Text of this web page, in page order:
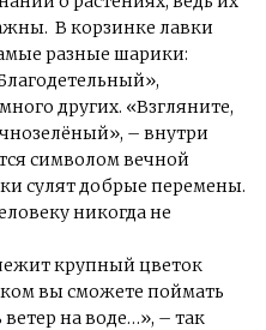
В корзинке лавки
разные шарики:
других. «Взгляните,
– внутри
символом вечной
сулят добрые перемены.
никогда не
крупный цветок
вы сможете поймать
на воде…», – так